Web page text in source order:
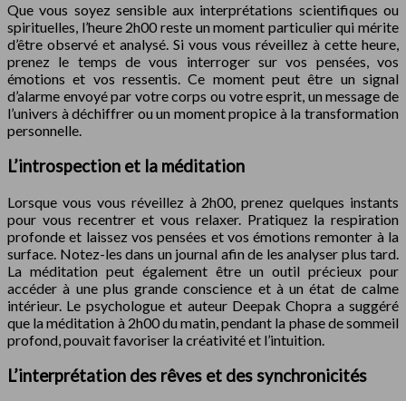
Que vous soyez sensible aux interprétations scientifiques ou
spirituelles, l’heure 2h00 reste un moment particulier qui mérite
d’être observé et analysé. Si vous vous réveillez à cette heure,
prenez le temps de vous interroger sur vos pensées, vos
émotions et vos ressentis. Ce moment peut être un signal
d’alarme envoyé par votre corps ou votre esprit, un message de
l’univers à déchiffrer ou un moment propice à la transformation
personnelle.
L’introspection et la méditation
Lorsque vous vous réveillez à 2h00, prenez quelques instants
pour vous recentrer et vous relaxer. Pratiquez la respiration
profonde et laissez vos pensées et vos émotions remonter à la
surface. Notez-les dans un journal afin de les analyser plus tard.
La méditation peut également être un outil précieux pour
accéder à une plus grande conscience et à un état de calme
intérieur. Le psychologue et auteur Deepak Chopra a suggéré
que la méditation à 2h00 du matin, pendant la phase de sommeil
profond, pouvait favoriser la créativité et l’intuition.
L’interprétation des rêves et des synchronicités